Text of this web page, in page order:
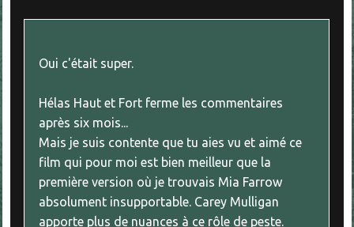
Oui c'était super.
Hélas Haut et Fort ferme les commentaires
après six mois...
Mais je suis contente que tu aies vu et aimé ce
film qui pour moi est bien meilleur que la
première version où je trouvais Mia Farrow
absolument insupportable. Carey Mulligan
apporte plus de nuances à ce rôle de peste.